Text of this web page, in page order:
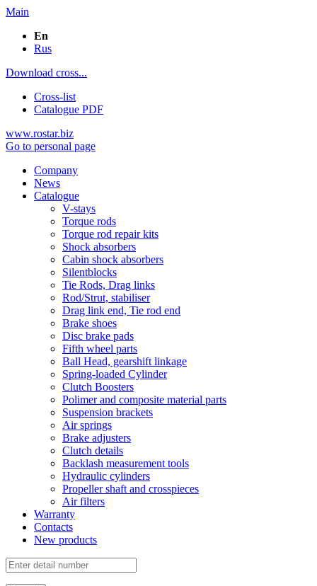
Main
En
Rus
Download cross...
Cross-list
Catalogue PDF
www.rostar.biz
Go to personal page
Company
News
Catalogue
V-stays
Torque rods
Torque rod repair kits
Shock absorbers
Cabin shock absorbers
Silentblocks
Tie Rods, Drag links
Rod/Strut, stabiliser
Drag link end, Tie rod end
Brake shoes
Disc brake pads
Fifth wheel parts
Ball Head, gearshift linkage
Spring-loaded Cylinder
Clutch Boosters
Polimer and composite material parts
Suspension brackets
Air springs
Brake adjusters
Clutch details
Backlash measurement tools
Hydraulic cylinders
Propeller shaft and crosspieces
Air filters
Warranty
Contacts
New products